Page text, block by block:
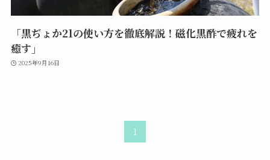
「黒ぢょか21の使い方を徹底解説！磁化黒酢で疲れを
癒す」
2025年9月16日
1